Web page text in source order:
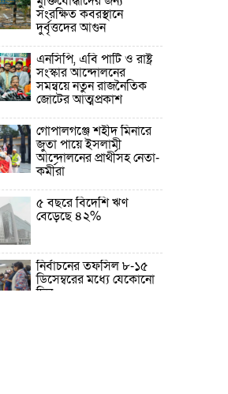
সংরক্ষিত কবরস্থানে
দুর্বৃত্তদের আগুন
এনসিপি, এবি পার্টি ও রাষ্ট্র
সংস্কার আন্দোলনের
সমন্বয়ে নতুন রাজনৈতিক
জোটের আত্মপ্রকাশ
গোপালগঞ্জে শহীদ মিনারে
জুতা পায়ে ইসলামী
আন্দোলনের প্রার্থীসহ নেতা-
কর্মীরা
৫ বছরে বিদেশি ঋণ
বেড়েছে ৪২%
নির্বাচনের তফসিল ৮-১৫
ডিসেম্বরের মধ্যে যেকোনো
দিন